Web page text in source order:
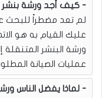
كيف أجد ورشة بنشر
لم تعد مضطراً للبحث
عليك القيام به هو
ورشة البنشر
عمليات الصيانة
لماذا يفضل الناس